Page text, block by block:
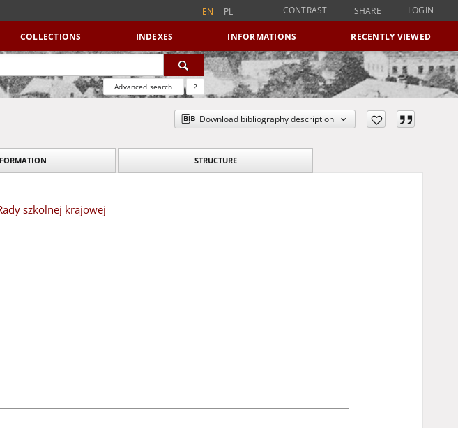
EN PL CONTRAST SHARE LOGIN
COLLECTIONS INDEXES INFORMATIONS RECENTLY VIEWED
Advanced search ?
Download bibliography description
STRUCTURE
szkolnej krajowej